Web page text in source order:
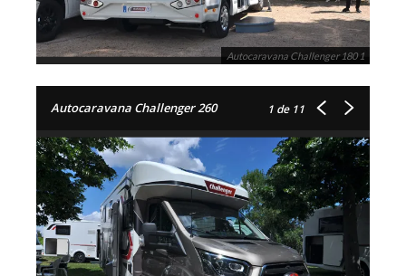
Autocaravana Challenger 180 1
Autocaravana Challenger 260 1 de 11